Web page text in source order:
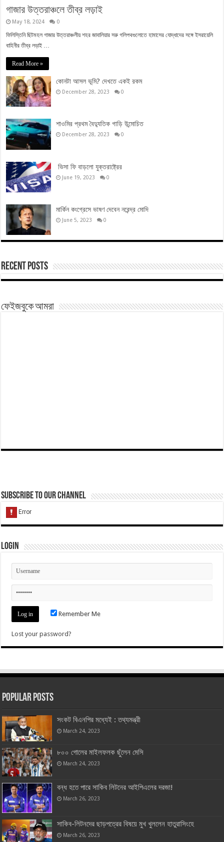
গাজার উত্তরাঞ্চলে তীব্র লড়াই
May 18, 2024 0
ফিলিস্তিনি ছিটমহল গাজার উত্তরাঞ্চলীয় শহর জাবালিয়ার সরু গলিপথগুলোতে হামাসের যোদ্ধাদের সঙ্গে ইসরায়েলি
বাহিনীর তীব্র লড়াই …
Read More »
কোনটা আসল ভূমি? দেখতে একই রকম
December 28, 2023 0
শাওমির প্রথম বৈদ্যুতিক গাড়ি উন্মোচিত
December 28, 2023 0
ভিসা ফি বাড়লো যুক্তরাষ্ট্রের
June 19, 2023 0
মার্কিন কংগ্রেসে ভাষণ দেবেন নরেন্দ্র মোদি
June 5, 2023 0
Recent Posts
ফেইজবুকে আমরা
Subscribe to our Channel
Login
Remember Me
Lost your password?
Popular Posts
সংকট বিএনপির মধ্যেই : তথ্যমন্ত্রী
March 24, 2023
৮০০ গোলের মাইলফলক ছুঁলেন মেসি
March 24, 2023
বন্ধ হতে পারে সাকিব লিটনের আইপিএলের দরজা!
March 26, 2023
সাকিব-লিটনদের ছাড়পত্রের বিষয়ে মুখ খুললেন হাতুরাসিংহে
March 26, 2023